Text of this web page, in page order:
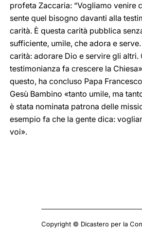
profeta Zaccaria: “Vogliamo venire
sente quel bisogno davanti alla
carità. È questa carità pubblica
sufficiente, umile, che adora e
carità: adorare Dio e servire gli altri.
testimonianza fa crescere la
questo, ha concluso Papa
Gesù Bambino «tanto umile, ma
è stata nominata patrona delle
esempio fa che la gente dica:
voi».
Copyright © Dicastero per la